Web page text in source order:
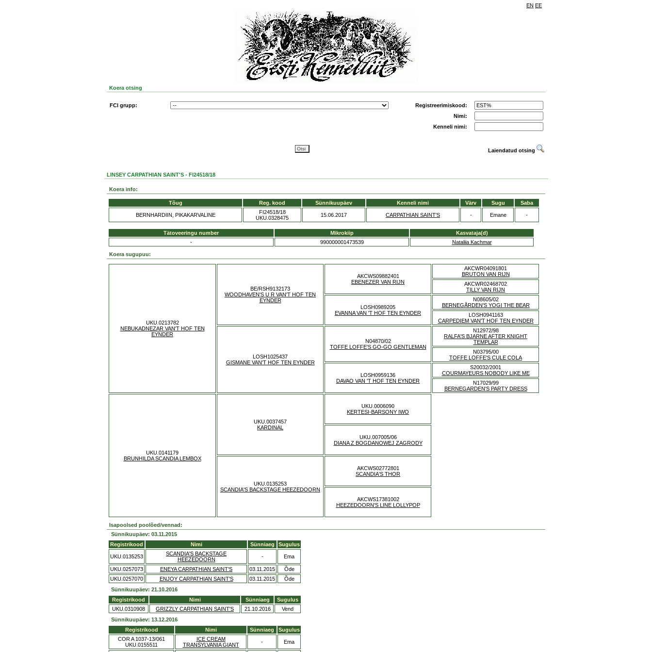
EN EE
Koera otsing
FCI grupp:
Registreerimiskood:
Nimi:
Kenneli nimi:
Laiendatud otsing
LINSEY CARPATHIAN SAINT'S - FI24518/18
Koera info:
Tõug Reg. kood Sünnikuupäev Kenneli nimi Värv Sugu Saba
BERNHARDIIN, PIKAKARVALINE
FI24518/18
UKU.0328475
15.06.2017 CARPATHIAN SAINT'S - Emane -
Tätoveeringu number Mikrokiip
Kasvataja(d)
-
990000001473539 Nataliia Kachmar
Koera sugupuu:
UKU.0213782
NEBUKADNEZAR VAN'T HOF TEN
EYNDER
BE/RSH9132173
WOODHAVEN'S U R VAN'T HOF TEN
EYNDER
AKCWS09882401
EBENEZER VAN RIJN
AKCWR04091801
BRUTON VAN RIJN
AKCWR02468702
TILLY VAN RIJN
LOSH0989205
EVANNA VAN 'T HOF TEN EYNDER
N08605/02
BERNEGÅRDEN'S YOGI THE BEAR
LOSH0941163
CARPEDIEM VAN'T HOF TEN EYNDER
LOSH1025437
GISMANE VAN'T HOF TEN EYNDER
N04870/02
TOFFE LOFFE'S GO-GO GENTLEMAN
N12972/98
RALFA'S BJARNE AFTER KNIGHT
TEMPLAR
N03795/00
TOFFE LOFFE'S CULE COLA
LOSH0959136
DAVAO VAN 'T HOF TEN EYNDER
S20032/2001
COURMAYEURS NOBODY LIKE ME
N17029/99
BERNEGARDEN'S PARTY DRESS
UKU.0141179
BRUNHILDA SCANDIA LEMBOX
UKU.0037457
KARDINAL
UKU.0006090
KERTESI-BARSONY IWO
UKU.007005/06
DIANA Z BOGDANOWEJ ZAGRODY
UKU.0135253
SCANDIA'S BACKSTAGE HEEZEDOORN
AKCWS02772801
SCANDIA'S THOR
AKCWS17381002
HEEZEDOORN'S LINE LOLLYPOP
Isapoolsed poolõed/vennad:
Sünnikuupäev: 03.11.2015
Registrikood
Nimi Sünniaeg Sugulus
UKU.0135253
SCANDIA'S BACKSTAGE
HEEZEDOORN
- Ema
UKU.0257073 ENEYA CARPATHIAN SAINT'S 03.11.2015
Õde
UKU.0257070
ENJOY CARPATHIAN SAINT'S 03.11.2015
Õde
Sünnikuupäev: 21.10.2016
Registrikood
Nimi Sünniaeg
Sugulus
UKU.0310908
GRIZZLY CARPATHIAN SAINT'S 21.10.2016
Vend
Sünnikuupäev: 13.12.2016
Registrikood
Nimi Sünniaeg
Sugulus
COR A 1037-13/061
UKU.0155511
ICE CREAM
TRANSYLVANIA GIANT
- Ema